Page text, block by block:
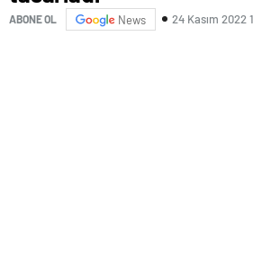
ABONE OL News 24 Kasım 2022